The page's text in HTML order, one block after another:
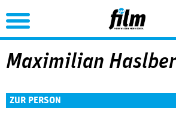
Jump to Navigation
Maximilian
ZUR PERSON